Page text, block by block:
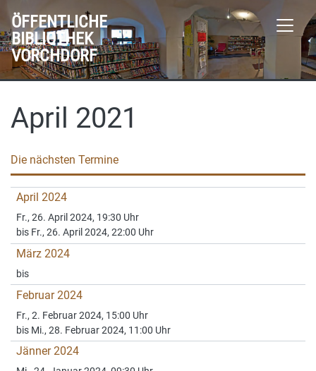
ÖFFENTLICHE
BIBLIOTHEK
VORCHDORF
April 2021
Die nächsten Termine
April 2024
Fr., 26. April 2024, 19:30 Uhr
bis Fr., 26. April 2024, 22:00 Uhr
März 2024
bis
Februar 2024
Fr., 2. Februar 2024, 15:00 Uhr
bis Mi., 28. Februar 2024, 11:00 Uhr
Jänner 2024